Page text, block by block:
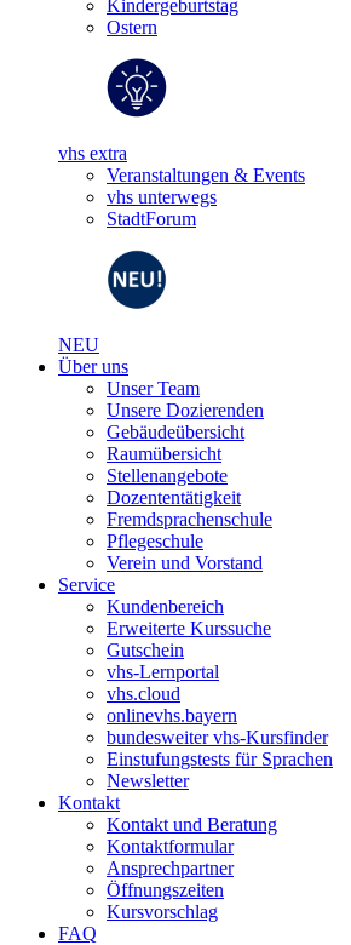
Kindergeburtstag
Ostern
vhs extra
Veranstaltungen & Events
vhs unterwegs
StadtForum
NEU
Über uns
Unser Team
Unsere Dozierenden
Gebäudeübersicht
Raumübersicht
Stellenangebote
Dozententätigkeit
Fremdsprachenschule
Pflegeschule
Verein und Vorstand
Service
Kundenbereich
Erweiterte Kurssuche
Gutschein
vhs-Lernportal
vhs.cloud
onlinevhs.bayern
bundesweiter vhs-Kursfinder
Einstufungstests für Sprachen
Newsletter
Kontakt
Kontakt und Beratung
Kontaktformular
Ansprechpartner
Öffnungszeiten
Kursvorschlag
FAQ